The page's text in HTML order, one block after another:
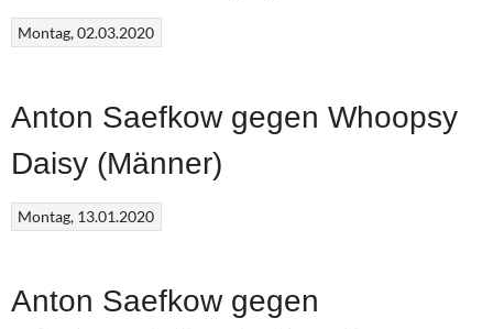
Montag, 02.03.2020
Anton Saefkow gegen Whoopsy
Daisy (Männer)
Montag, 13.01.2020
Anton Saefkow gegen